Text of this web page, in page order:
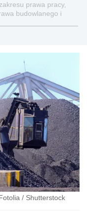
prawa pracy,
budowlanego i
/ Shutterstock